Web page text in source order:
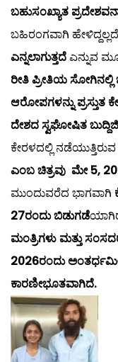
ಬಹುಸಂಖ್ಯಾತ
ಬಹಿರಂಗವಾಗಿ
ಎನ್ನಲಾಗುತ್ತದೆಎನ್ನುವ
ರೀತಿ ಪ್ರೀತಿಯ
ಆರೋಪಗಳನ್ನು ಪ್ರಸ್ತುತ
ದೇಶದ ಸ್ವಘೋಷಿತ
ಕೇರಳದಲ್ಲಿ ನಡೆಯುತ್ತಿರುವ
ಎಂಬ ಚಿತ್ರವು ಮೇ 5,
ಮುಂದುವರೆದ ಭಾಗವಾಗಿ
27ರಂದು ಬಿಡುಗಡೆ
ಮಂತ್ರಿಗಳು ಮತ್ತು
2026ರಂದು
ಕಾರಣೀಭೂತವಾಗಿದೆ.